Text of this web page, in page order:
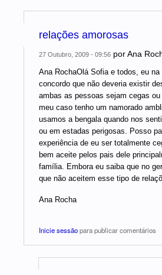
relações amorosas
27 Outubro, 2009 - 09:56 porAna
Ana RochaOlá Sofia e todos, eu na
concordo que não deveria existir
ambas as pessoas sejam cegas
meu caso tenho um namorado
usamos a bengala quando nos
ou em estadas perigosas. Posso
experiência de eu ser totalmente
bem aceite pelos pais dele
família. Embora eu saiba que no
que não aceitem esse tipo de
Ana Rocha
Inicie sessãopara publicar comentários